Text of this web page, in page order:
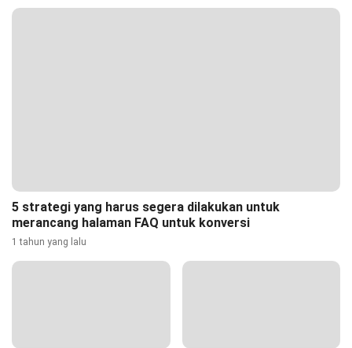
5 strategi yang harus segera dilakukan untuk
merancang halaman FAQ untuk konversi
1 tahun yang lalu